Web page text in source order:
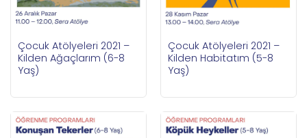
Çocuk Atölyeleri 2021 –
Kilden Ağaçlarım (6-8
Yaş)
Çocuk Atölyeleri 2021 –
Kilden Habitatım (5-8
Yaş)